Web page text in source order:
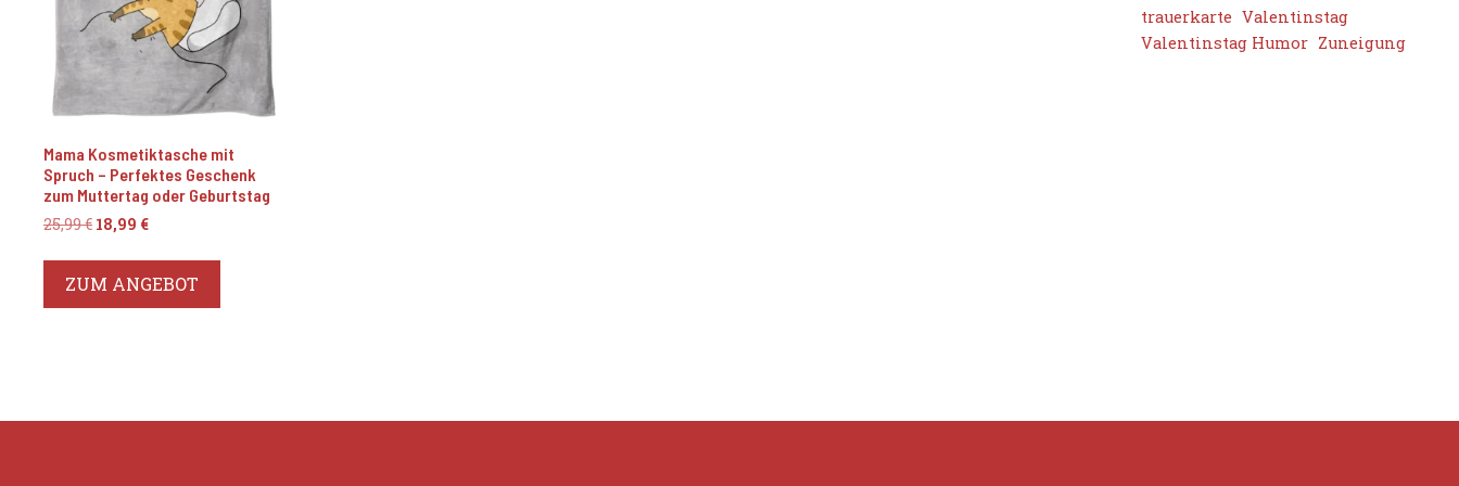
Mama Kosmetiktasche mit
Spruch – Perfektes Geschenk
zum Muttertag oder Geburtstag
25,99€ Ursprünglicher
war:
25,99 €
18,99 €Aktueller
ist:
18,99 €.
ZUM ANGEBOT
trauerkarte Valentinstag
Valentinstag Humor Zuneigung